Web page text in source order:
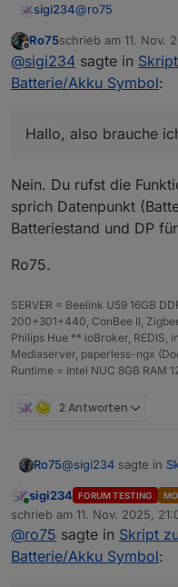
sigi234@ro75
Hallo, also
Kannst du noch
(Volt statt %)
Ev. noch die
Offline
Ro75schrieb am 11. Nov.
zuletzt editiert von
@sigi234 sagte in
Batterie/Akku Symbol:
Hallo, also brauche
Nein. Du rufst die
sprich Datenpunkt
Batteriestand und DP
Ro75.
SERVER = Beelink U59 16GB
200+301+440, ConBee II,
Philips Hue ** ioBroker, REDIS,
Mediaserver, paperless-ngx
Runtime = Intel NUC 8GB RAM
2 Antworten
Ro75@sigi234 sagte in
Hallo, also
Nein. Du rufst die
Online
sigi234 FORUM TESTING
schrieb am 11. Nov. 2025,
zuletzt editiert von
@ro75 sagte in Skript
Batterie/Akku Symbol: